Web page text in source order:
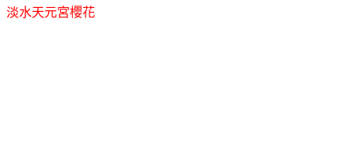
淡水天元宮櫻花